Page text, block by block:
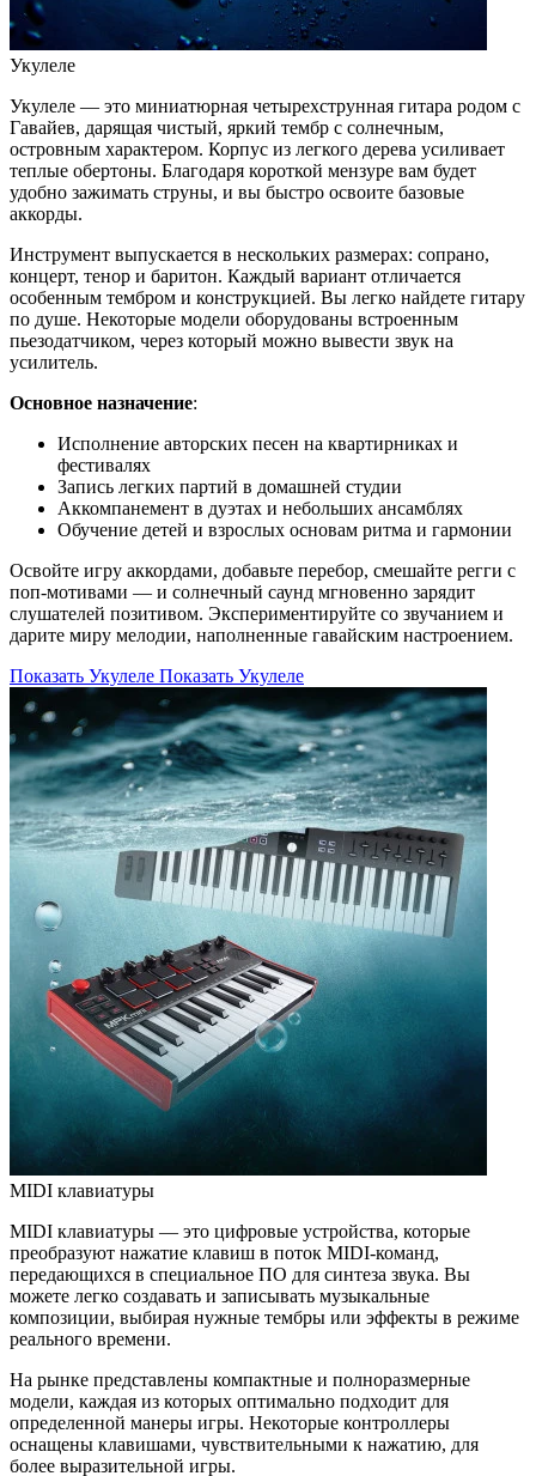
Укулеле
Укулеле — это миниатюрная четырехструнная гитара родом с
Гавайев, дарящая чистый, яркий тембр с солнечным,
островным характером. Корпус из легкого дерева усиливает
теплые обертоны. Благодаря короткой мензуре вам будет
удобно зажимать струны, и вы быстро освоите базовые
аккорды.
Инструмент выпускается в нескольких размерах: сопрано,
концерт, тенор и баритон. Каждый вариант отличается
особенным тембром и конструкцией. Вы легко найдете гитару
по душе. Некоторые модели оборудованы встроенным
пьезодатчиком, через который можно вывести звук на
усилитель.
Основное назначение:
Исполнение авторских песен на квартирниках и
фестивалях
Запись легких партий в домашней студии
Аккомпанемент в дуэтах и небольших ансамблях
Обучение детей и взрослых основам ритма и гармонии
Освойте игру аккордами, добавьте перебор, смешайте регги с
поп-мотивами — и солнечный саунд мгновенно зарядит
слушателей позитивом. Экспериментируйте со звучанием и
дарите миру мелодии, наполненные гавайским настроением.
Показать Укулеле Показать Укулеле
MIDI клавиатуры
MIDI клавиатуры — это цифровые устройства, которые
преобразуют нажатие клавиш в поток MIDI-команд,
передающихся в специальное ПО для синтеза звука. Вы
можете легко создавать и записывать музыкальные
композиции, выбирая нужные тембры или эффекты в режиме
реального времени.
На рынке представлены компактные и полноразмерные
модели, каждая из которых оптимально подходит для
определенной манеры игры. Некоторые контроллеры
оснащены клавишами, чувствительными к нажатию, для
более выразительной игры.